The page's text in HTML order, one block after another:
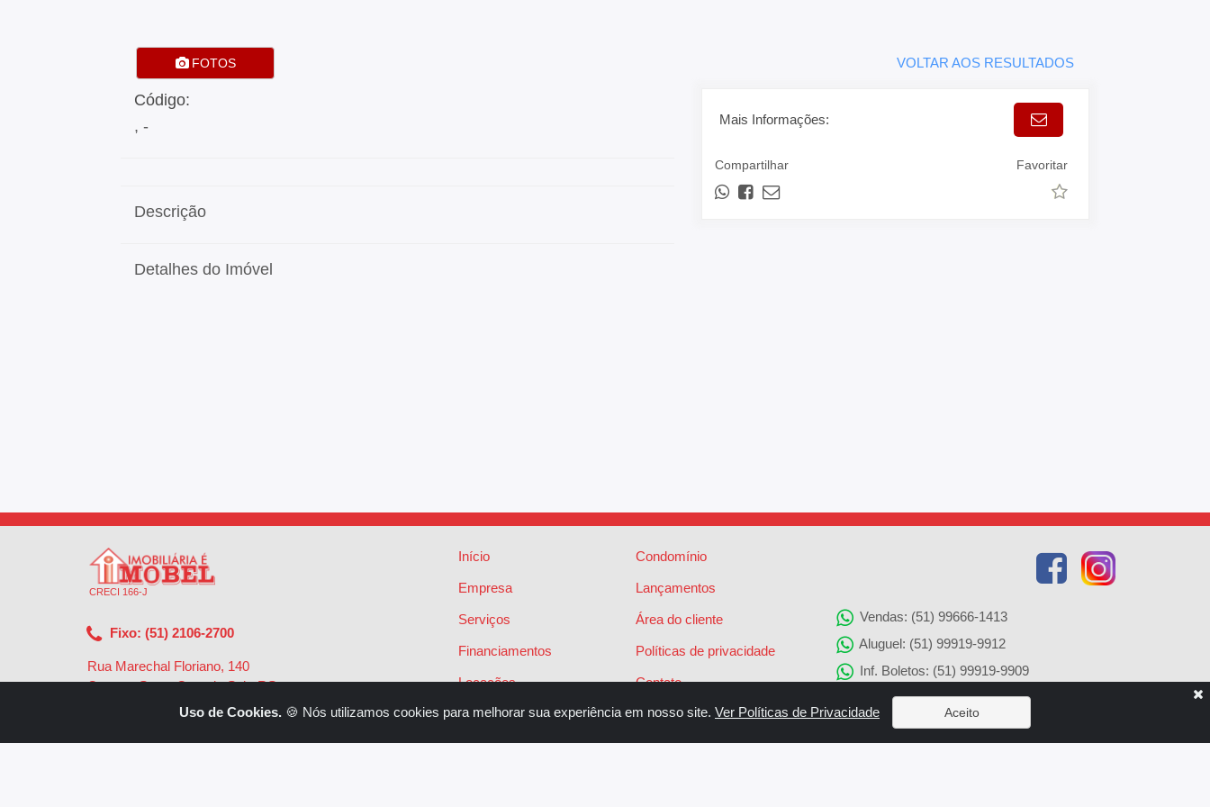
FOTOS VOLTAR AOS RESULTADOS
Código:
, -
Descrição
Detalhes do Imóvel
Mais Informações:
Compartilhar Favoritar
CRECI 166-J
Fixo: (51) 2106-2700
Rua Marechal Floriano, 140
Centro - Santa Cruz do Sul - RS -
Início
Empresa
Serviços
Financiamentos
Locações
Vendas
Condomínio
Lançamentos
Área do cliente
Políticas de privacidade
Contato
Vendas: (51) 99666-1413
Aluguel: (51) 99919-9912
Inf. Boletos: (51) 99919-9909
Agenciamento de Imóveis: (51) 99919-9905
Solicitação de Reparos: (51) 99919-9907
Uso de Cookies. 🍪 Nós utilizamos cookies para melhorar sua experiência em nosso site. Ver Políticas de Privacidade Aceito